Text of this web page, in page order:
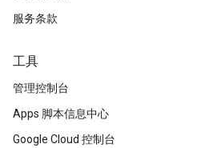
服务条款
工具
管理控制台
Apps 脚本信息中心
Google Cloud 控制台